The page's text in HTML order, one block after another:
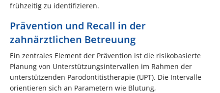
frühzeitig zu identifizieren.
Prävention und Recall in der
zahnärztlichen Betreuung
Ein zentrales Element der Prävention ist die risikobasierte
Planung von Unterstützungsintervallen im Rahmen der
unterstützenden Parodontitistherapie (UPT). Die Intervalle
orientieren sich an Parametern wie Blutung,